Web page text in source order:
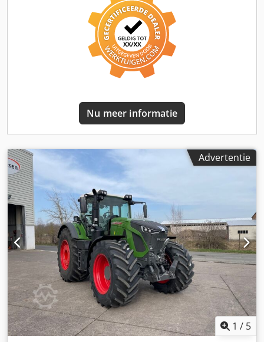
Nu meer informatie
Advertentie
1 / 5